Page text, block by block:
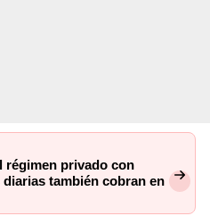
régimen privado con
también cobran en